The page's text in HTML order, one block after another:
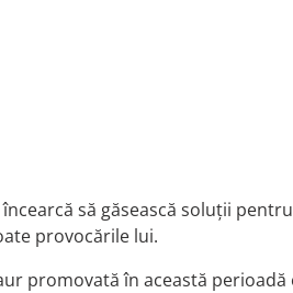
să găsească soluții
provocările lui.
promovată în această